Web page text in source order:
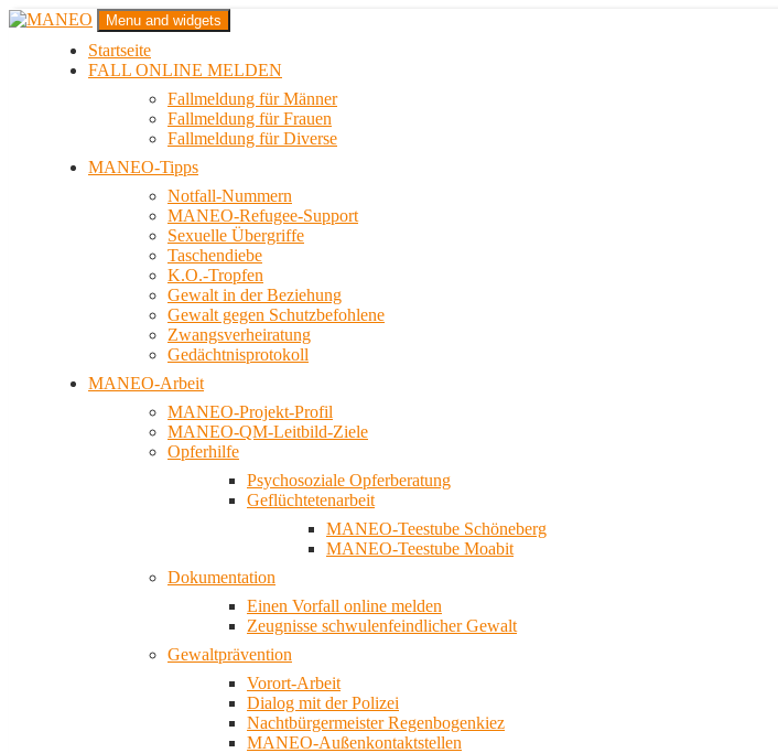
Zum
MANEO
Das schwule Anti-Gewalt-Projekt in Berlin
Menu and widgets
Startseite
FALL ONLINE MELDEN
Fallmeldung für Männer
Fallmeldung für Frauen
Fallmeldung für Diverse
MANEO-Tipps
Notfall-Nummern
MANEO-Refugee-Support
Sexuelle Übergriffe
Taschendiebe
K.O.-Tropfen
Gewalt in der Beziehung
Gewalt gegen Schutzbefohlene
Zwangsverheiratung
Gedächtnisprotokoll
MANEO-Arbeit
MANEO-Projekt-Profil
MANEO-QM-Leitbild-Ziele
Opferhilfe
Psychosoziale Opferberatung
Geflüchtetenarbeit
MANEO-Teestube Schöneberg
MANEO-Teestube Moabit
Dokumentation
Einen Vorfall online melden
Zeugnisse schwulenfeindlicher Gewalt
Gewaltprävention
Vorort-Arbeit
Dialog mit der Polizei
Nachtbürgermeister Regenbogenkiez
MANEO-Außenkontaktstellen